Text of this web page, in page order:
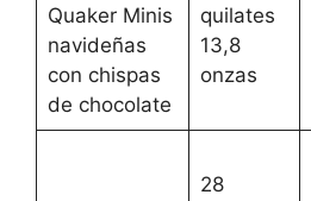
Quaker Minis
navideñas
con chispas
de chocolate
quilates
13,8
onzas
28